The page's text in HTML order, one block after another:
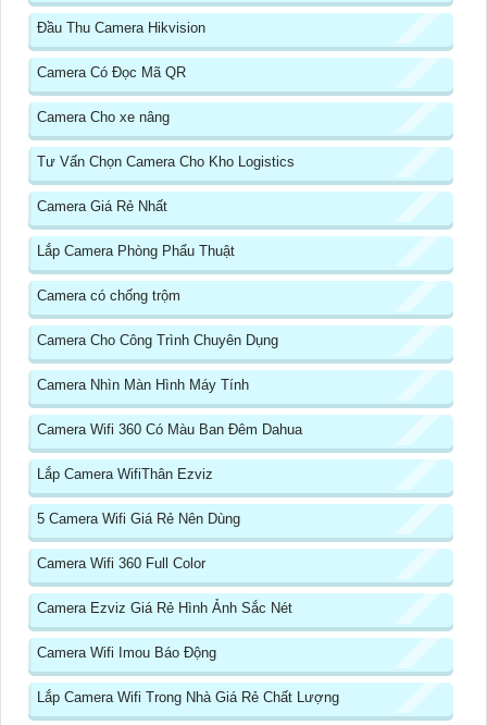
Đầu Thu Camera Hikvision
Camera Có Đọc Mã QR
Camera Cho xe nâng
Tư Vấn Chọn Camera Cho Kho Logistics
Camera Giá Rẻ Nhất
Lắp Camera Phòng Phẩu Thuật
Camera có chống trộm
Camera Cho Công Trình Chuyên Dụng
Camera Nhìn Màn Hình Máy Tính
Camera Wifi 360 Có Màu Ban Đêm Dahua
Lắp Camera WifiThân Ezviz
5 Camera Wifi Giá Rẻ Nên Dùng
Camera Wifi 360 Full Color
Camera Ezviz Giá Rẻ Hình Ảnh Sắc Nét
Camera Wifi Imou Báo Động
Lắp Camera Wifi Trong Nhà Giá Rẻ Chất Lượng